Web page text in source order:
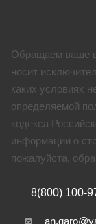
Обращаем ваше
носит
каких условиях
определяемой
кодекса
информации о
пожалуйста,
8(800) 100-